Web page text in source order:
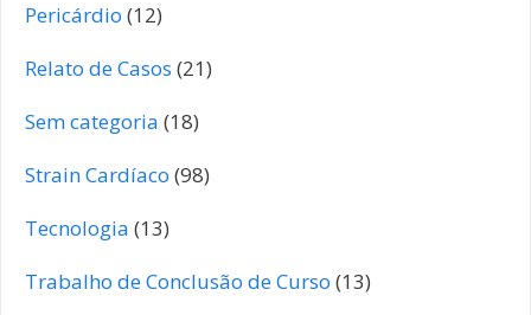
Pericárdio (12)
Relato de Casos (21)
Sem categoria (18)
Strain Cardíaco (98)
Tecnologia (13)
Trabalho de Conclusão de Curso (13)